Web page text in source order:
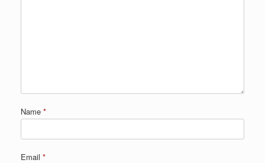
Name *
Email *